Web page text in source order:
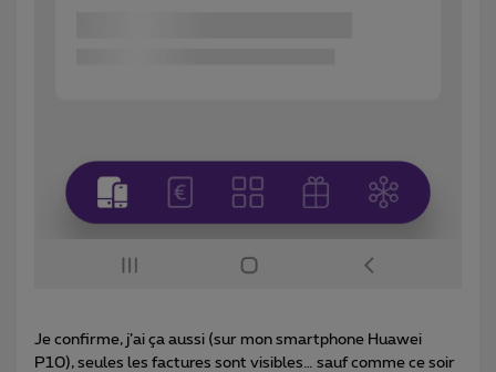
Je confirme, j’ai ça aussi (sur mon smartphone Huawei
P10), seules les factures sont visibles… sauf comme ce soir